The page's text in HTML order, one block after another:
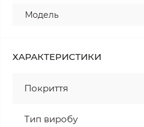
Модель
ХАРАКТЕРИСТИКИ
Покриття
Тип виробу